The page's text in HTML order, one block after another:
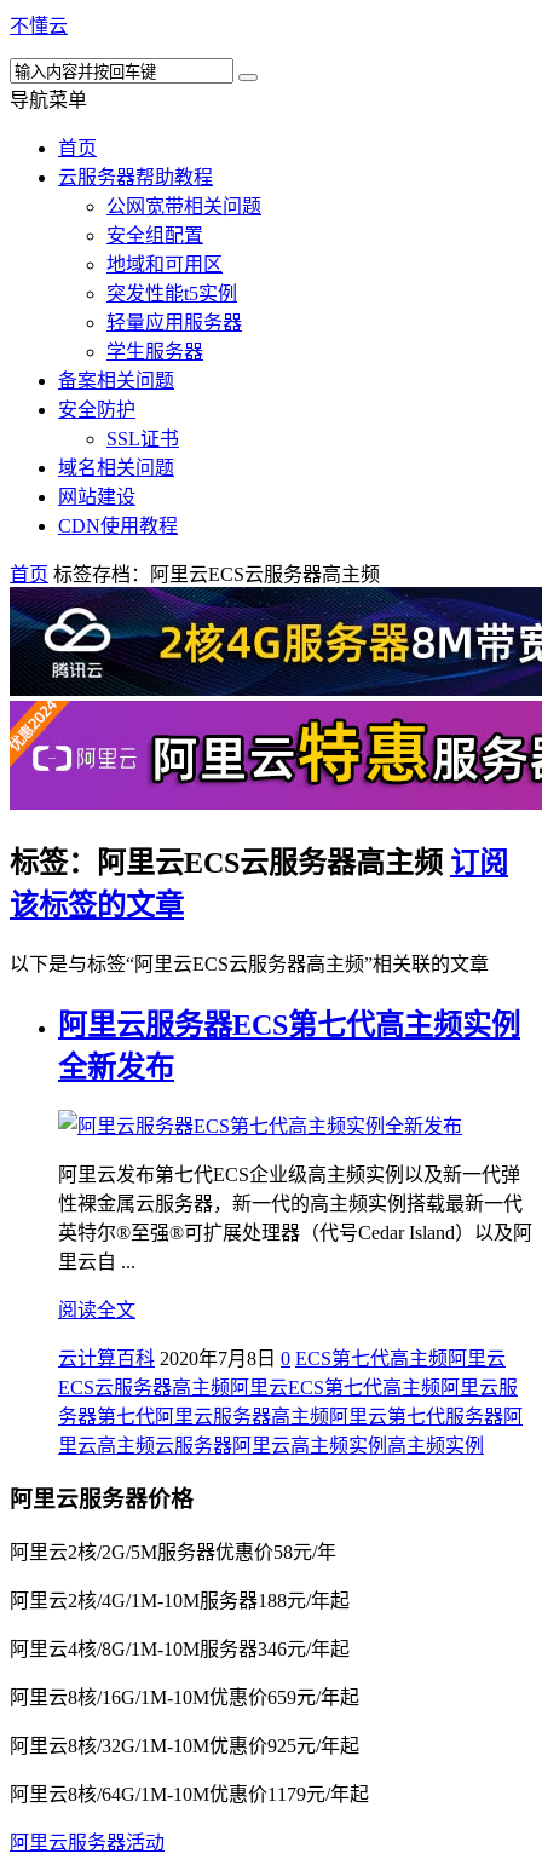
不懂云
导航菜单
首页
云服务器帮助教程
公网宽带相关问题
安全组配置
地域和可用区
突发性能t5实例
轻量应用服务器
学生服务器
备案相关问题
安全防护
SSL证书
域名相关问题
网站建设
CDN使用教程
首页 标签存档：阿里云ECS云服务器高主频
标签：阿里云ECS云服务器高主频 订阅
该标签的文章
以下是与标签“阿里云ECS云服务器高主频”相关联的文章
阿里云服务器ECS第七代高主频实例
全新发布
阿里云发布第七代ECS企业级高主频实例以及新一代弹
性裸金属云服务器，新一代的高主频实例搭载最新一代
英特尔®至强®可扩展处理器（代号Cedar Island）以及阿
里云自 ...
阅读全文
云计算百科 2020年7月8日 0 ECS第七代高主频 阿里云
ECS云服务器高主频 阿里云ECS第七代高主频 阿里云服
务器第七代阿里云服务器高主频 阿里云第七代服务器阿
里云高主频云服务器阿里云高主频实例 高主频实例
阿里云服务器价格
阿里云2核/2G/5M服务器优惠价58元/年
阿里云2核/4G/1M-10M服务器188元/年起
阿里云4核/8G/1M-10M服务器346元/年起
阿里云8核/16G/1M-10M优惠价659元/年起
阿里云8核/32G/1M-10M优惠价925元/年起
阿里云8核/64G/1M-10M优惠价1179元/年起
阿里云服务器活动